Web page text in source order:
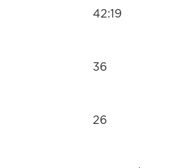
42:19
36
26